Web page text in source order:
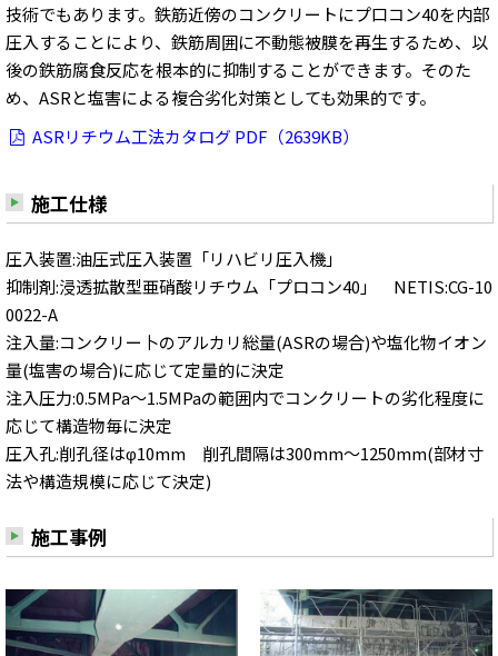
技術でもあります。鉄筋近傍のコンクリートにプ口コン40を内部
圧入することにより、鉄筋周囲に不動態被膜を再生するため、以
後の鉄筋腐食反応を根本的に抑制することができます。そのた
め、ASRと塩害による複合劣化対策としても効果的です。
ASRリチウム工法カタログ PDF（2639KB）
施工仕様
圧入装置:油圧式圧入装置「リハビリ圧入機」
抑制剤:浸透拡散型亜硝酸リチウム「プロコン40」 NETIS:CG-10
0022-A
注入量:コンクリー卜のアルカリ総量(ASRの場合)や塩化物イオン
量(塩害の場合)に応じて定量的に決定
注入圧力:0.5MPa～1.5MPaの範囲内でコンクリートの劣化程度に
応じて構造物毎に決定
圧入孔:削孔径はφ10mm 削孔間隔は300mm～1250mm(部材寸
法や構造規模に応じて決定)
施工事例